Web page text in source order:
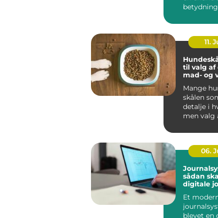
be...
11.
til valg af
mad- og
Mange
skålen
detalje i
men valg
06.
sådan
digitale
Et
blevet en